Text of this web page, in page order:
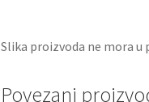
Slika proizvoda ne mora
Povezani